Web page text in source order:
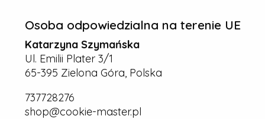
Osoba odpowiedzialna na terenie UE
Katarzyna Szymańska
Ul. Emilii Plater 3/1
65-395 Zielona Góra, Polska
737728276
shop@cookie-master.pl